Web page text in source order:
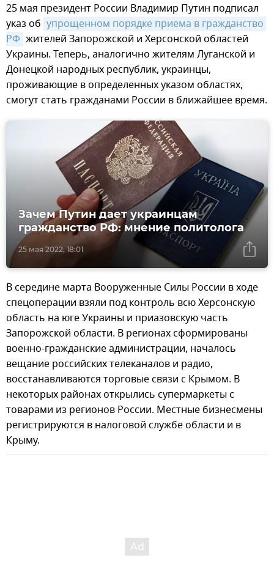
25 мая президент России Владимир Путин подписал
указ об упрощенном порядке приема в гражданство
РФ жителей Запорожской и Херсонской областей
Украины. Теперь, аналогично жителям Луганской и
Донецкой народных республик, украинцы,
проживающие в определенных указом областях,
смогут стать гражданами России в ближайшее время.
25 мая 2022, 18:01
Зачем Путин дает украинцам
гражданство РФ: мнение политолога
В середине марта Вооруженные Силы России в ходе
спецоперации взяли под контроль всю Херсонскую
область на юге Украины и приазовскую часть
Запорожской области. В регионах сформированы
военно-гражданские администрации, началось
вещание российских телеканалов и радио,
восстанавливаются торговые связи с Крымом. В
некоторых районах открылись супермаркеты с
товарами из регионов России. Местные бизнесмены
регистрируются в налоговой службе области и в
Крыму.